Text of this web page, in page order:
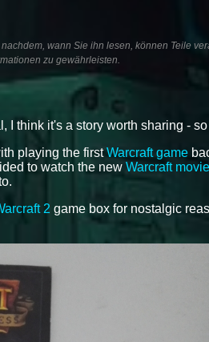
wann Sie ihn lesen, können Teile
zu gewährleisten.
think it's a story worth sharing -
playing the firstWarcraft game
to watch the new Warcraft movie
2 game box for nostalgic